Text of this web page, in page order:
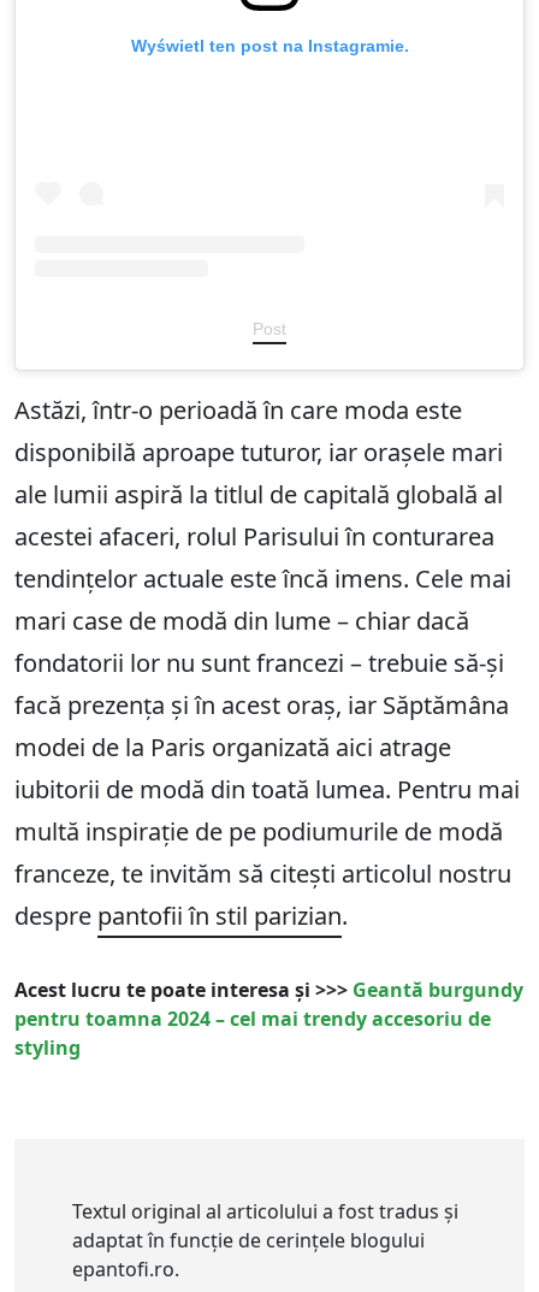
Wyświetl ten post na Instagramie.
Post
Astăzi, într-o perioadă în care moda este
disponibilă aproape tuturor, iar orașele mari
ale lumii aspiră la titlul de capitală globală al
acestei afaceri, rolul Parisului în conturarea
tendințelor actuale este încă imens. Cele mai
mari case de modă din lume – chiar dacă
fondatorii lor nu sunt francezi – trebuie să-și
facă prezența și în acest oraș, iar Săptămâna
modei de la Paris organizată aici atrage
iubitorii de modă din toată lumea. Pentru mai
multă inspirație de pe podiumurile de modă
franceze, te invităm să citești articolul nostru
despre pantofii în stil parizian.
Acest lucru te poate interesa și >>> Geantă burgundy
pentru toamna 2024 – cel mai trendy accesoriu de
styling
Textul original al articolului a fost tradus și
adaptat în funcție de cerințele blogului
epantofi.ro.